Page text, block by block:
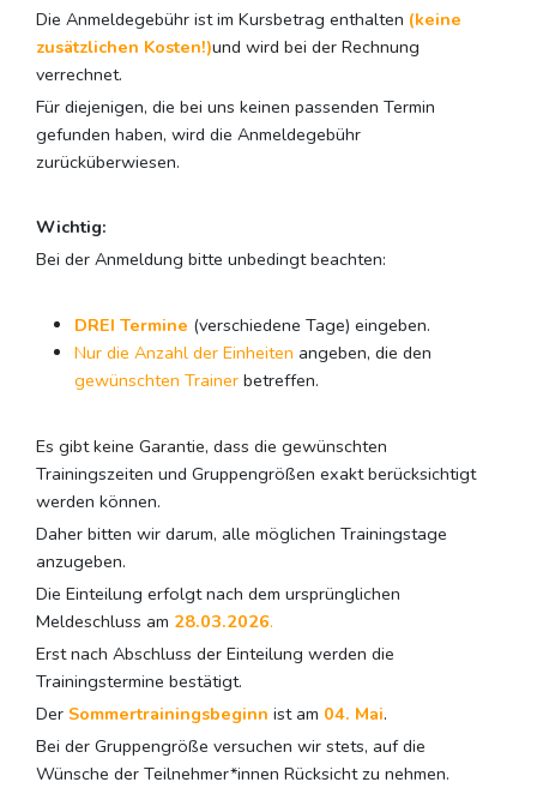
Die Anmeldegebühr ist im Kursbetrag enthalten (keine
zusätzlichen Kosten!)und wird bei der Rechnung
verrechnet.
Für diejenigen, die bei uns keinen passenden Termin
gefunden haben, wird die Anmeldegebühr
zurücküberwiesen.
Wichtig:
Bei der Anmeldung bitte unbedingt beachten:
DREI Termine (verschiedene Tage) eingeben.
Nur die Anzahl der Einheiten angeben, die den
gewünschten Trainer betreffen.
Es gibt keine Garantie, dass die gewünschten
Trainingszeiten und Gruppengrößen exakt berücksichtigt
werden können.
Daher bitten wir darum, alle möglichen Trainingstage
anzugeben.
Die Einteilung erfolgt nach dem ursprünglichen
Meldeschluss am 28.03.2026.
Erst nach Abschluss der Einteilung werden die
Trainingstermine bestätigt.
Der Sommertrainingsbeginn ist am 04. Mai.
Bei der Gruppengröße versuchen wir stets, auf die
Wünsche der Teilnehmer*innen Rücksicht zu nehmen.